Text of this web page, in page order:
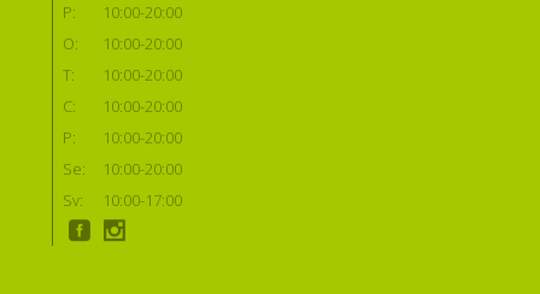
P:
10:00-20:00
O:
10:00-20:00
T:
10:00-20:00
C:
10:00-20:00
P:
10:00-20:00
Se:
10:00-20:00
Sv:
10:00-17:00